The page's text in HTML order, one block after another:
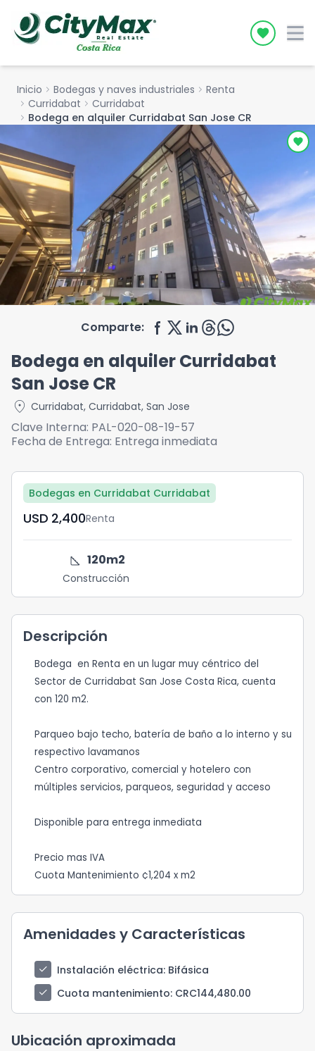
Icon
Inicio chevron_right Bodegas y naves industriales chevron_right Renta
chevron_right Curridabat chevron_right Curridabat
chevron_right Bodega en alquiler Curridabat San Jose CR
Comparte:
Bodega en alquiler Curridabat
San Jose CR
location_on Curridabat, Curridabat, San Jose
Clave Interna: PAL-020-08-19-57
Fecha de Entrega: Entrega inmediata
Bodegas en Curridabat Curridabat
USD	2,400Renta
square_foot 120m2
Construcción
Descripción
Bodega en Renta en un lugar muy céntrico del
Sector de Curridabat San Jose Costa Rica, cuenta
con 120 m2.
Parqueo bajo techo, batería de baño a lo interno y su
respectivo lavamanos
Centro corporativo, comercial y hotelero con
múltiples servicios, parqueos, seguridad y acceso
Disponible para entrega inmediata
Precio mas IVA
Cuota Mantenimiento ¢1,204 x m2
Amenidades y Características
check Instalación eléctrica: Bifásica
check
Cuota mantenimiento: CRC144,480.00
Ubicación aproximada